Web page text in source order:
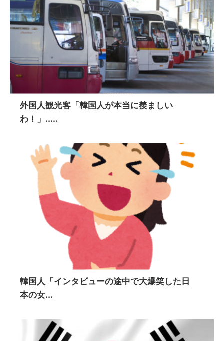
外国人観光客「韓国人が本当に羨ましい
わ！」.....
韓国人「インタビューの途中で大爆笑した日
本の女...